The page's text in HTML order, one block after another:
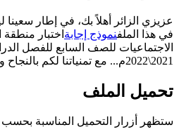
عزيزي الزائر أهلاً بك، في إطار سعينا
في هذا الملفنموذج إجابةاختبار
الاجتماعيات للصف السابع للفصل
2021\2022م... مع تمنياتنا لكم بالنجاح والتفوق الدائم.
تحميل الملف
ستظهر أزرار التحميل المناسبة بحسب